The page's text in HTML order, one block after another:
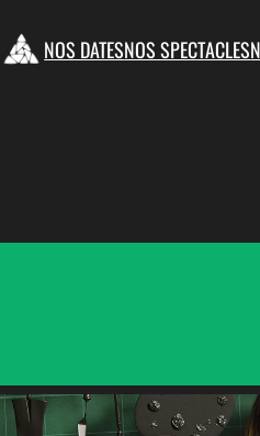
NOS DATESNOS SPECTACLES